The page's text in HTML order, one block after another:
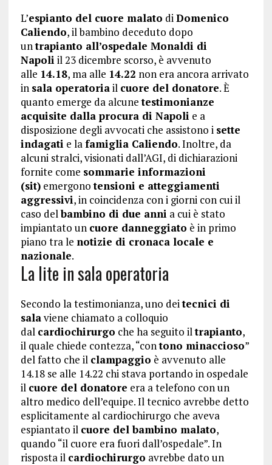
L’espianto del cuore malato diDomenico
Caliendo, il bambino deceduto dopo
untrapianto all’ospedale Monaldi di
Napoli il 23 dicembre scorso, è avvenuto
alle 14.18, ma alle 14.22 non era ancora arrivato
in sala operatoriail cuore del donatore. È
quanto emerge da alcunetestimonianze
acquisite dalla procura di Napoli e a
disposizione degli avvocati che assistono i sette
indagati e lafamiglia Caliendo. Inoltre, da
alcuni stralci, visionati dall’AGI, di dichiarazioni
fornite come sommarie informazioni
(sit)emergonotensioni e atteggiamenti
aggressivi, in coincidenza con i giorni con cui il
caso delbambino di due anni a cui è stato
impiantato un cuore danneggiato è in primo
piano tra le notizie di cronaca locale e
nazionale.
La lite in sala operatoria
Secondo la testimonianza, uno deitecnici di
salaviene chiamato a colloquio
dal cardiochirurgo che ha seguito iltrapianto,
il quale chiede contezza, “contono minaccioso”
del fatto che il clampaggio è avvenuto alle
14.18 se alle 14.22 chi stava portando in ospedale
il cuore del donatore era a telefono con un
altro medico dell’equipe. Il tecnico avrebbe detto
esplicitamente al cardiochirurgo che aveva
espiantato il cuore del bambino malato,
quando “il cuore era fuori dall’ospedale”. In
risposta il cardiochirurgo avrebbe dato un